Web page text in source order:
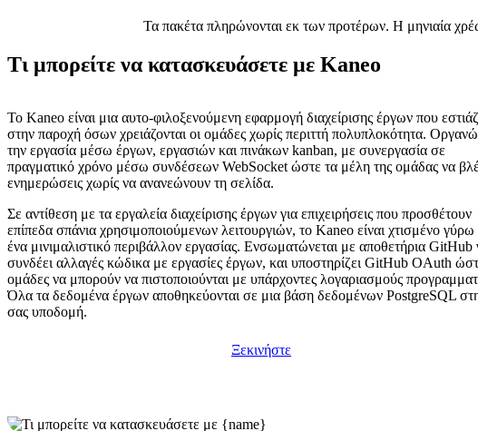
Τα πακέτα πληρώνονται εκ των προτέρων. Η μηνιαία
Τι μπορείτε να κατασκευάσετε με Kaneo
Το Kaneo είναι μια αυτο-φιλοξενούμενη εφαρμογή διαχείρισης έργων που
στην παροχή όσων χρειάζονται οι ομάδες χωρίς περιττή πολυπλοκότητα.
την εργασία μέσω έργων, εργασιών και πινάκων kanban, με συνεργασία σε
πραγματικό χρόνο μέσω συνδέσεων WebSocket ώστε τα μέλη της ομάδας να
ενημερώσεις χωρίς να ανανεώνουν τη σελίδα.
Σε αντίθεση με τα εργαλεία διαχείρισης έργων για επιχειρήσεις που προσθέτουν
επίπεδα σπάνια χρησιμοποιούμενων λειτουργιών, το Kaneo είναι χτισμένο
ένα μινιμαλιστικό περιβάλλον εργασίας. Ενσωματώνεται με αποθετήρια GitHub
συνδέει αλλαγές κώδικα με εργασίες έργων, και υποστηρίζει GitHub OAuth
ομάδες να μπορούν να πιστοποιούνται με υπάρχοντες λογαριασμούς
Όλα τα δεδομένα έργων αποθηκεύονται σε μια βάση δεδομένων PostgreSQL
σας υποδομή.
Ξεκινήστε